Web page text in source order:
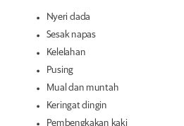
Nyeri dada
Sesak napas
Kelelahan
Pusing
Mual dan muntah
Keringat dingin
Pembengkakan kaki